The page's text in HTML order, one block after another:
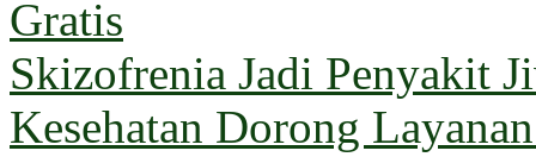
Gratis
Skizofrenia Jadi Penyakit
Kesehatan Dorong